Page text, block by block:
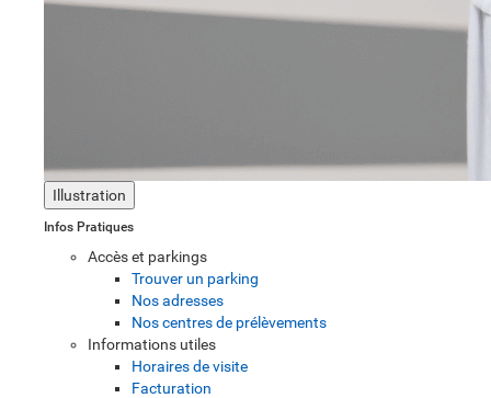
Illustration
Infos Pratiques
Accès et parkings
Trouver un parking
Nos adresses
Nos centres de prélèvements
Informations utiles
Horaires de visite
Facturation